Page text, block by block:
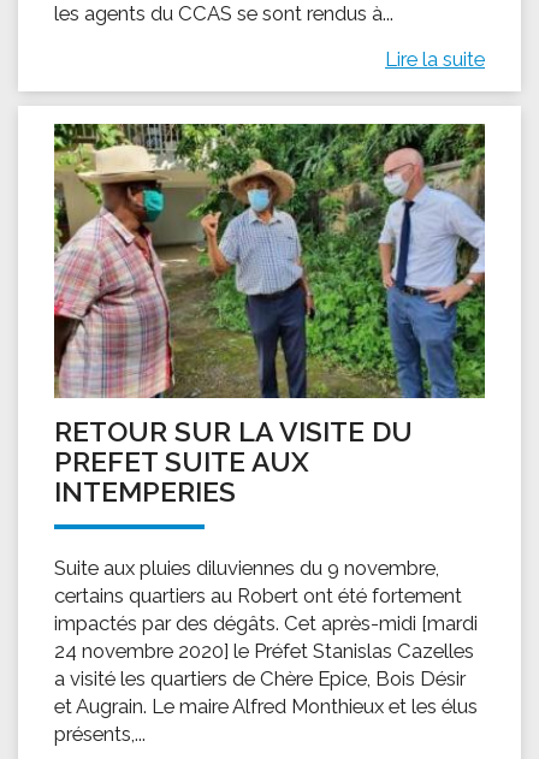
les agents du CCAS se sont rendus à...
Lire la suite
RETOUR SUR LA VISITE DU
PREFET SUITE AUX
INTEMPERIES
Suite aux pluies diluviennes du 9 novembre,
certains quartiers au Robert ont été fortement
impactés par des dégâts. Cet après-midi [mardi
24 novembre 2020] le Préfet Stanislas Cazelles
a visité les quartiers de Chère Epice, Bois Désir
et Augrain. Le maire Alfred Monthieux et les élus
présents,...